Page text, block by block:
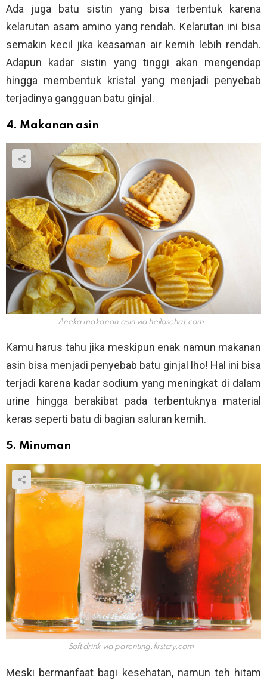
Ada juga batu sistin yang bisa terbentuk karena
kelarutan asam amino yang rendah. Kelarutan ini bisa
semakin kecil jika keasaman air kemih lebih rendah.
Adapun kadar sistin yang tinggi akan mengendap
hingga membentuk kristal yang menjadi penyebab
terjadinya gangguan batu ginjal.
4. Makanan asin
Aneka makanan asin via hellosehat.com
Kamu harus tahu jika meskipun enak namun makanan
asin bisa menjadi penyebab batu ginjal lho! Hal ini bisa
terjadi karena kadar sodium yang meningkat di dalam
urine hingga berakibat pada terbentuknya material
keras seperti batu di bagian saluran kemih.
5. Minuman
Soft drink via parenting.firstcry.com
Meski bermanfaat bagi kesehatan, namun teh hitam